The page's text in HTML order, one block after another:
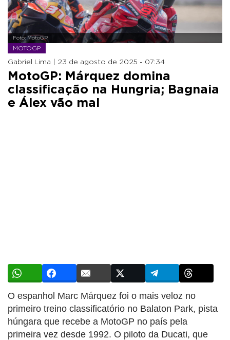
Foto: MotoGP
MOTOGP
Gabriel Lima | 23 de agosto de 2025 - 07:34
MotoGP: Márquez domina
classificação na Hungria; Bagnaia
e Álex vão mal
O espanhol Marc Márquez foi o mais veloz no
primeiro treino classificatório no Balaton Park, pista
húngara que recebe a MotoGP no país pela
primeira vez desde 1992. O piloto da Ducati, que